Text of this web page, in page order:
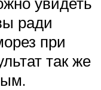
ради
при
так же